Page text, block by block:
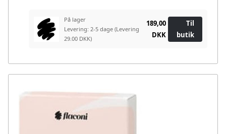
På lager
Levering: 2-5 dage (Levering
29.00 DKK)
189,00
DKK
Til
butik